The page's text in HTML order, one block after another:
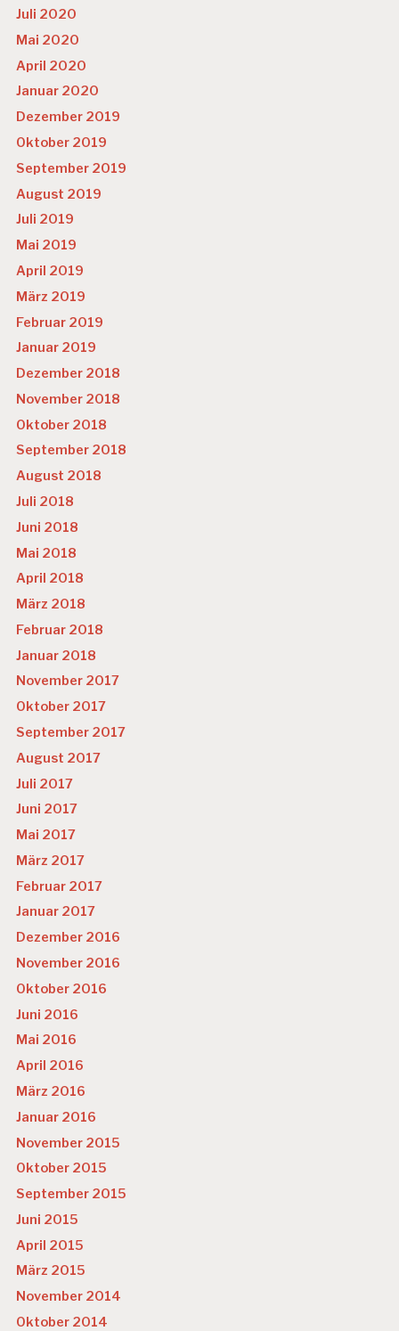
Juli 2020
Mai 2020
April 2020
Januar 2020
Dezember 2019
Oktober 2019
September 2019
August 2019
Juli 2019
Mai 2019
April 2019
März 2019
Februar 2019
Januar 2019
Dezember 2018
November 2018
Oktober 2018
September 2018
August 2018
Juli 2018
Juni 2018
Mai 2018
April 2018
März 2018
Februar 2018
Januar 2018
November 2017
Oktober 2017
September 2017
August 2017
Juli 2017
Juni 2017
Mai 2017
März 2017
Februar 2017
Januar 2017
Dezember 2016
November 2016
Oktober 2016
Juni 2016
Mai 2016
April 2016
März 2016
Januar 2016
November 2015
Oktober 2015
September 2015
Juni 2015
April 2015
März 2015
November 2014
Oktober 2014